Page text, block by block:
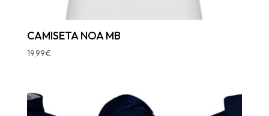
CAMISETA NOA MB
19,99€